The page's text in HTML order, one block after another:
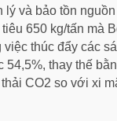
lý và bảo tồn
650 kg/tấn mà
thúc đẩy các
thay thế
CO2 so với xi